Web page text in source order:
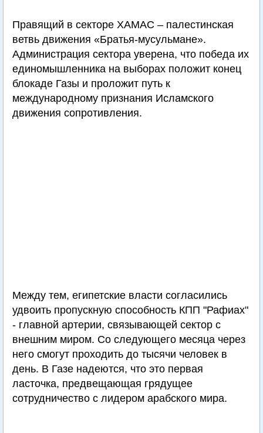
Правящий в секторе ХАМАС – палестинская
ветвь движения «Братья-мусульмане».
Администрация сектора уверена, что победа их
единомышленника на выборах положит конец
блокаде Газы и проложит путь к
международному признания Исламского
движения сопротивления.
Между тем, египетские власти согласились
удвоить пропускную способность КПП "Рафиах"
- главной артерии, связывающей сектор с
внешним миром. Со следующего месяца через
него смогут проходить до тысячи человек в
день. В Газе надеются, что это первая
ласточка, предвещающая грядущее
сотрудничество с лидером арабского мира.